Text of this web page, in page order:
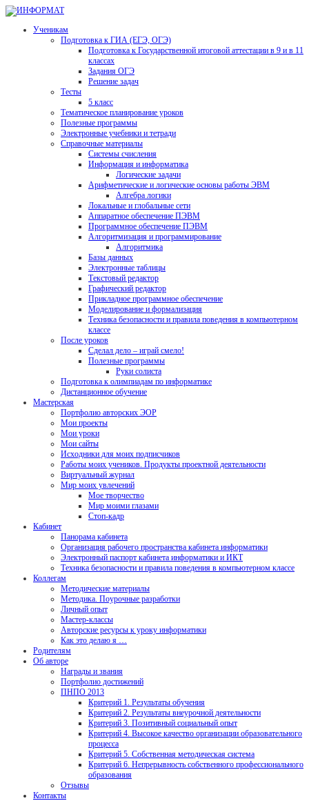
Ученикам
Подготовка к ГИА (ЕГЭ, ОГЭ)
Подготовка к Государственной итоговой аттестации в 9 и в 11
классах
Задания ОГЭ
Решение задач
Тесты
5 класс
Тематическое планирование уроков
Полезные программы
Электронные учебники и тетради
Справочные материалы
Системы счисления
Информация и информатика
Логические задачи
Арифметические и логические основы работы ЭВМ
Алгебра логики
Локальные и глобальные сети
Аппаратное обеспечение ПЭВМ
Программное обеспечение ПЭВМ
Алгоритмизация и программирование
Алгоритмика
Базы данных
Электронные таблицы
Текстовый редактор
Графический редактор
Прикладное программное обеспечение
Моделирование и формализация
Техника безопасности и правила поведения в компьютерном
классе
После уроков
Сделал дело – играй смело!
Полезные программы
Руки солиста
Подготовка к олимпиадам по информатике
Дистанционное обучение
Мастерская
Портфолио авторских ЭОР
Мои проекты
Мои уроки
Мои сайты
Исходники для моих подписчиков
Работы моих учеников. Продукты проектной деятельности
Виртуальный журнал
Мир моих увлечений
Мое творчество
Мир моими глазами
Стоп-кадр
Кабинет
Панорама кабинета
Организация рабочего пространства кабинета информатики
Электронный паспорт кабинета информатики и ИКТ
Техника безопасности и правила поведения в компьютерном классе
Коллегам
Методические материалы
Методика. Поурочные разработки
Личный опыт
Мастер-классы
Авторские ресурсы к уроку информатики
Как это делаю я …
Родителям
Об авторе
Награды и звания
Портфолио достижений
ПНПО 2013
Критерий 1. Результаты обучения
Критерий 2. Результаты внеурочной деятельности
Критерий 3. Позитивный социальный опыт
Критерий 4. Высокое качество организации образовательного
процесса
Критерий 5. Собственная методическая система
Критерий 6. Непрерывность собственного профессионального
образования
Отзывы
Контакты